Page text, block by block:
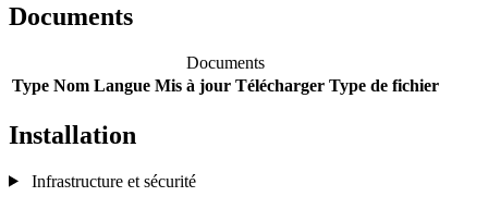
Documents
Documents
Type Nom Langue Mis à jour Télécharger Type de fichier
Installation
Infrastructure et sécurité